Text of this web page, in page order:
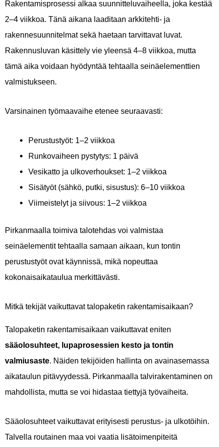
Rakentamisprosessi alkaa suunnitteluvaiheella, joka kestää
2–4 viikkoa. Tänä aikana laaditaan arkkitehti- ja
rakennesuunnitelmat sekä haetaan tarvittavat luvat.
Rakennusluvan käsittely vie yleensä 4–8 viikkoa, mutta
tämä aika voidaan hyödyntää tehtaalla seinäelementtien
valmistukseen.
Varsinainen työmaavaihe etenee seuraavasti:
Perustustyöt: 1–2 viikkoa
Runkovaiheen pystytys: 1 päivä
Vesikatto ja ulkoverhoukset: 1–2 viikkoa
Sisätyöt (sähkö, putki, sisustus): 6–10 viikkoa
Viimeistelyt ja siivous: 1–2 viikkoa
Pirkanmaalla toimiva talotehdas voi valmistaa
seinäelementit tehtaalla samaan aikaan, kun tontin
perustustyöt ovat käynnissä, mikä nopeuttaa
kokonaisaikataulua merkittävästi.
Mitkä tekijät vaikuttavat talopaketin rakentamisaikaan?
Talopaketin rakentamisaikaan vaikuttavat eniten
sääolosuhteet, lupaprosessien kesto ja tontin
valmiusaste. Näiden tekijöiden hallinta on avainasemassa
aikataulun pitävyydessä. Pirkanmaalla talvirakentaminen on
mahdollista, mutta se voi hidastaa tiettyjä työvaiheita.
Sääolosuhteet vaikuttavat erityisesti perustus- ja ulkotöihin.
Talvella routainen maa voi vaatia lisätoimenpiteitä